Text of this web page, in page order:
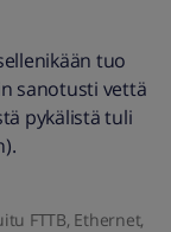
tuo
sanotusti vettä
pykälistä tuli
FTTB, Ethernet,